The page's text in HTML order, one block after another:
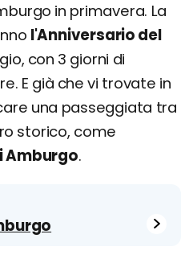
in primavera. La
l'Anniversario del
con 3 giorni di
E già che vi trovate in
una passeggiata tra
storico, come
Amburgo.